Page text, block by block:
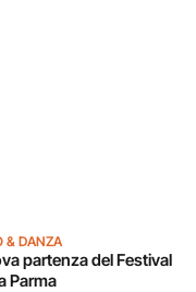
& DANZA
partenza del Festival
Parma